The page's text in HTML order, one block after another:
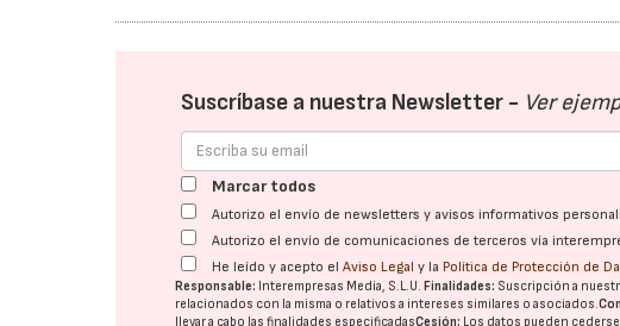
Suscríbase a nuestra Newsletter - Ver
Marcar todos
Autorizo el envío de newsletters y avisos informativos
Autorizo el envío de comunicaciones de terceros vía
He leído y acepto elAviso Legal y la Política de Protección de
Responsable: Interempresas Media, S.L.U.Finalidades: Suscripción a
relacionados con la misma o relativos a intereses similares o asociados.
llevar a cabo las finalidades especificadasCesión: Los datos pueden